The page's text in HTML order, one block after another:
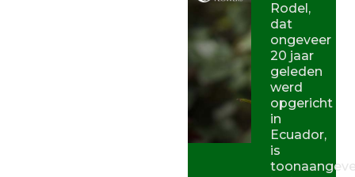
Rodel,
dat
ongeveer
20 jaar
geleden
werd
opgericht
in
Ecuador,
is